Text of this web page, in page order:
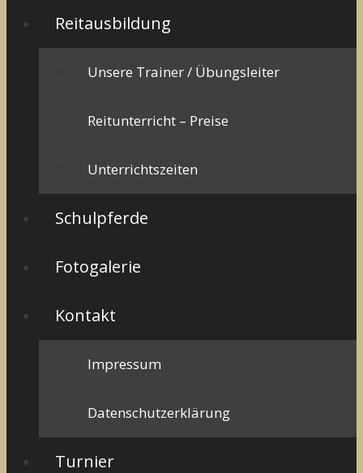
Reitausbildung
Unsere Trainer / Übungsleiter
Reitunterricht – Preise
Unterrichtszeiten
Schulpferde
Fotogalerie
Kontakt
Impressum
Datenschutzerklärung
Turnier